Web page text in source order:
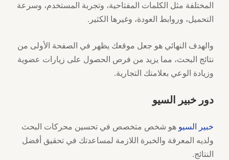
المختلفة مثل الكلمات المفتاحية، وتجربة المستخدم، وسرعة
التحميل، وروابط العودة، وغيرها الكثير.
والهدف النهائي هو جعل موقعك يظهر في الصفحة الأولى من
نتائج البحث، مما يزيد من فرص الحصول على زيارات عضوية
وزيادة الوعي بعلامتك التجارية.
دور خبير السيو
خبير السيو هو شخص متخصص في تحسين محركات البحث
ولديه المعرفة والخبرة اللازمة لمساعدتك في تحقيق أفضل
النتائج.